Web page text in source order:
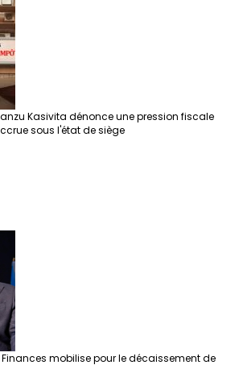
Kasivita dénonce une pression fiscale
sous l'état de siège
Finances mobilise pour le décaissement de